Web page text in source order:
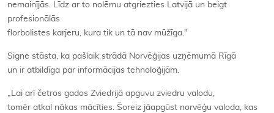
nemainījās. Līdz ar to nolēmu atgriezties Latvijā un beigt
profesionālās
florbolistes karjeru, kura tik un tā nav mūžīga."
Signe stāsta, ka pašlaik strādā Norvēģijas uzņēmumā Rīgā
un ir atbildīga par informācijas tehnoloģijām.
„Lai arī četros gados Zviedrijā apguvu zviedru valodu,
tomēr atkal nākas mācīties. Šoreiz jāapgūst norvēģu valoda, kas